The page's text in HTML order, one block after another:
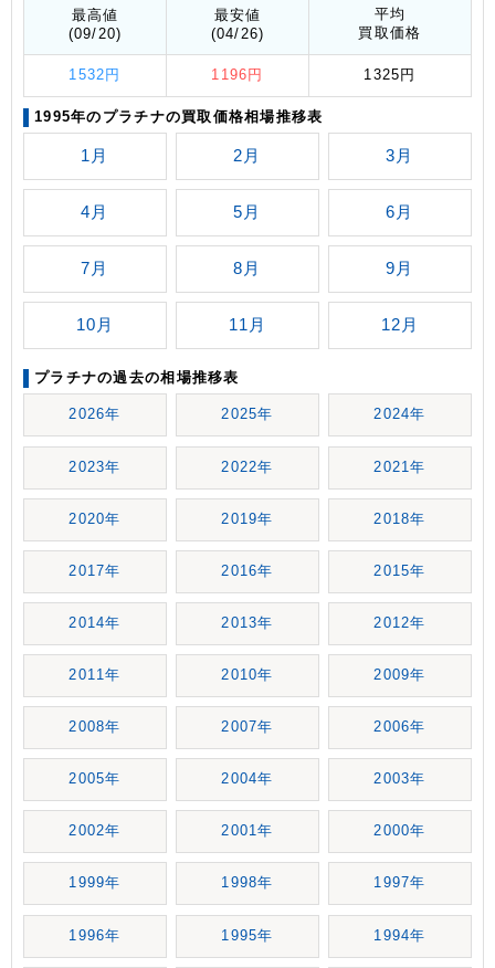
最高値
(09/20)
最安値
(04/26)
平均
買取価格
1532円 1196円 1325円
1995年のプラチナの買取価格相場推移表
1月 2月 3月
4月 5月 6月
7月 8月 9月
10月 11月 12月
プラチナの過去の相場推移表
2026年 2025年 2024年
2023年 2022年 2021年
2020年 2019年 2018年
2017年 2016年 2015年
2014年 2013年 2012年
2011年 2010年 2009年
2008年 2007年 2006年
2005年 2004年 2003年
2002年 2001年 2000年
1999年 1998年 1997年
1996年 1995年 1994年